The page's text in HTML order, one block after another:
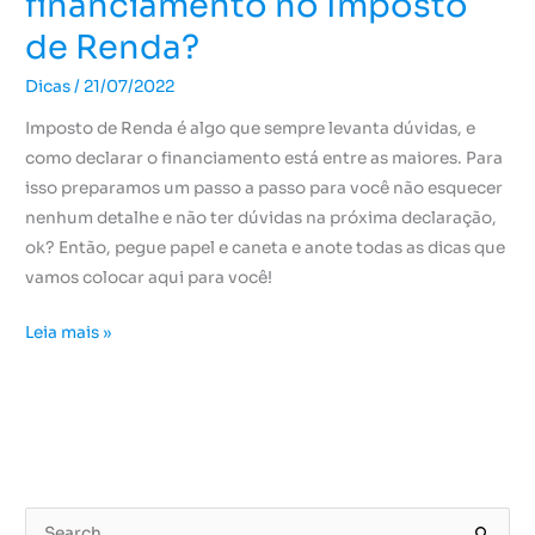
de Renda?
Dicas/ 21/07/2022
Imposto de Renda é algo que sempre levanta dúvidas, e
como declarar o financiamento está entre as maiores. Para
isso preparamos um passo a passo para você não esquecer
nenhum detalhe e não ter dúvidas na próxima declaração,
ok? Então, pegue papel e caneta e anote todas as dicas que
vamos colocar aqui para você!
Leia mais »